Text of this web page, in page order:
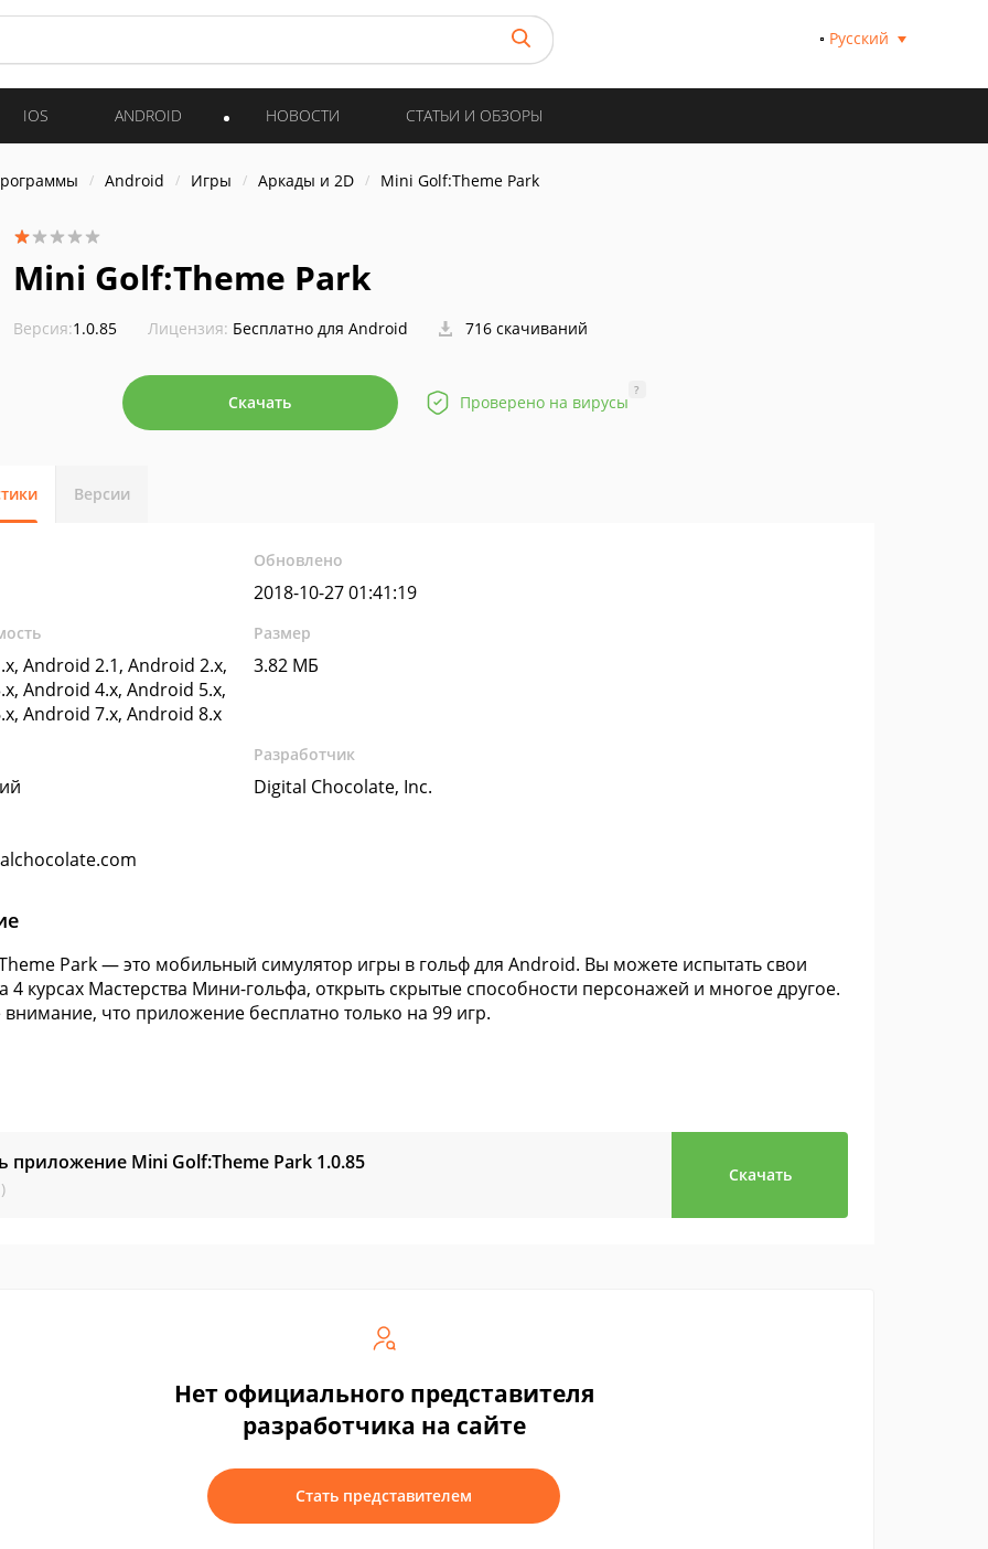
Русский
IOS ANDROID НОВОСТИ СТАТЬИ И ОБЗОРЫ
Android Игры Аркады и 2D Mini Golf:Theme Park
Mini Golf:Theme Park
Версия:1.0.85 Лицензия: Бесплатно для Android 716 скачиваний
Скачать Проверено на вирусы
?
Версии
Обновлено
2018-10-27 01:41:19
Android 2.1, Android 2.x,
Android 4.x, Android 5.x,
Android 7.x, Android 8.x
Размер
3.82 МБ
Разработчик
Digital Chocolate, Inc.
Park — это мобильный симулятор игры в гольф для Android. Вы можете испытать свои
4 курсах Мастерства Мини-гольфа, открыть скрытые способности персонажей и многое другое.
внимание, что приложение бесплатно только на 99 игр.
приложение Mini Golf:Theme Park 1.0.85
Скачать
Нет официального представителя
разработчика на сайте
Стать представителем